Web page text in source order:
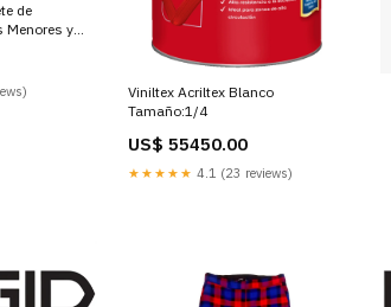
de
Menores y
Viniltex Acriltex Blanco
Tamaño:1/4
US$ 55450.00
★★★★★ 4.1 (23 reviews)